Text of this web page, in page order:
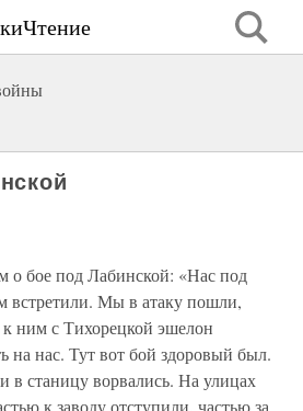
о бое под Лабинской: «Нас под
встретили. Мы в атаку пошли,
ним с Тихорецкой эшелон
на нас. Тут вот бой здоровый был.
в станицу ворвались. На улицах
к заводу отступили, частью за